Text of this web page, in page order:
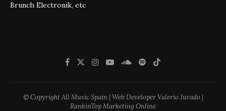
Brunch Electronik, etc
© Copyright All Music Spain | Web Developer Valerio Jurado |
RankinTop Marketing Online